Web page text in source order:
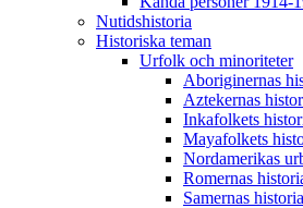
Nutidshistoria
Historiska teman
Urfolk och minoriteter
Aboriginernas
Aztekernas
Inkafolkets
Mayafolkets
Nordamerikas
Romernas
Samernas historia